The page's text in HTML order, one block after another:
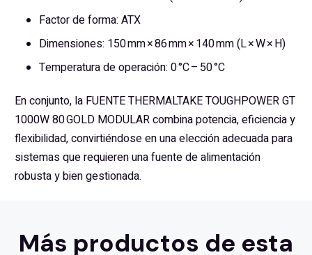
Factor de forma: ATX
Dimensiones: 150 mm × 86 mm × 140 mm (L × W × H)
Temperatura de operación: 0 °C – 50 °C
En conjunto, la FUENTE THERMALTAKE TOUGHPOWER GT
1000W 80 GOLD MODULAR combina potencia, eficiencia y
flexibilidad, convirtiéndose en una elección adecuada para
sistemas que requieren una fuente de alimentación
robusta y bien gestionada.
Más productos de esta